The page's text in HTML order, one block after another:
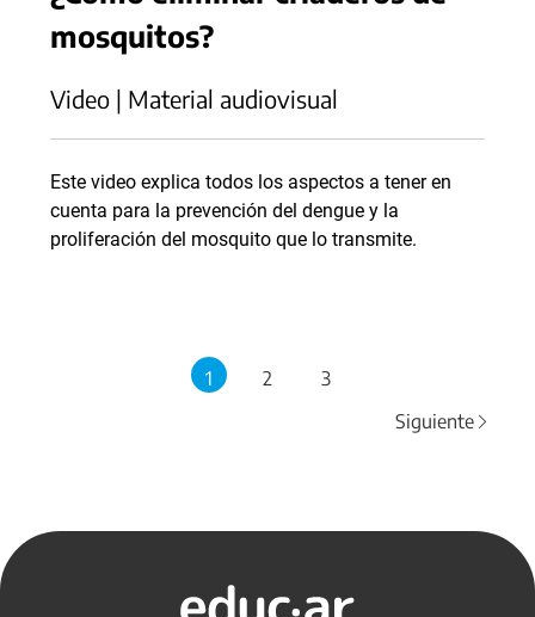
mosquitos?
Video | Material audiovisual
Este video explica todos los aspectos a tener en
cuenta para la prevención del dengue y la
proliferación del mosquito que lo transmite.
1 2
3
Siguiente